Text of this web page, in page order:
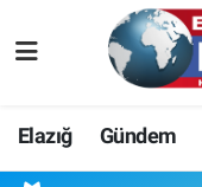
Elazığ Gündem
Asayiş
Bilim-
Nöbetçi
Hava Durumu